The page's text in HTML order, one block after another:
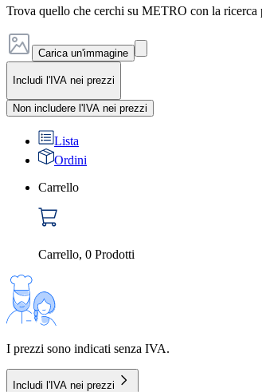
Trova quello che cerchi su METRO con la ricerca
Carica un'immagine
Includi l'IVA nei prezzi
Non includere l'IVA nei prezzi
Lista
Ordini
Carrello
Carrello, 0 Prodotti
I prezzi sono indicati senza IVA.
Includi l'IVA nei prezzi